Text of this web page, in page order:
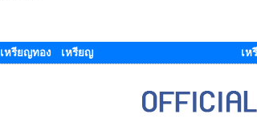
เหรียญทอง เหรียญ เ